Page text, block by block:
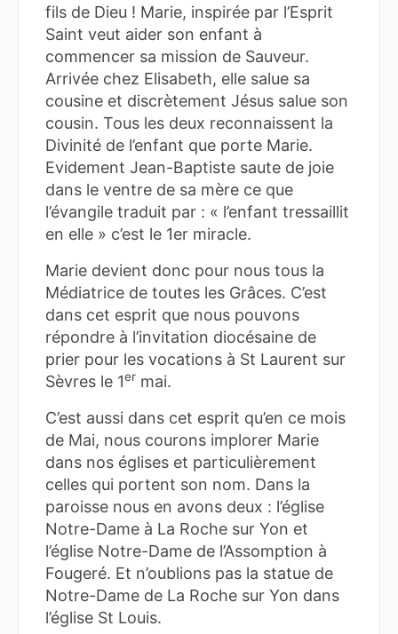
fils de Dieu ! Marie, inspirée par l’Esprit
Saint veut aider son enfant à
commencer sa mission de Sauveur.
Arrivée chez Elisabeth, elle salue sa
cousine et discrètement Jésus salue son
cousin. Tous les deux reconnaissent la
Divinité de l’enfant que porte Marie.
Evidement Jean-Baptiste saute de joie
dans le ventre de sa mère ce que
l’évangile traduit par : « l’enfant tressaillit
en elle » c’est le 1er miracle.
Marie devient donc pour nous tous la
Médiatrice de toutes les Grâces. C’est
dans cet esprit que nous pouvons
répondre à l’invitation diocésaine de
prier pour les vocations à St Laurent sur
Sèvres le 1er mai.
C’est aussi dans cet esprit qu’en ce mois
de Mai, nous courons implorer Marie
dans nos églises et particulièrement
celles qui portent son nom. Dans la
paroisse nous en avons deux : l’église
Notre-Dame à La Roche sur Yon et
l’église Notre-Dame de l’Assomption à
Fougeré. Et n’oublions pas la statue de
Notre-Dame de La Roche sur Yon dans
l’église St Louis.